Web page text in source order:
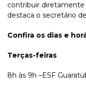
contribuir diretamente
destaca o secretário
Confira os dias e
Terças-feiras
8h às 9h –ESF